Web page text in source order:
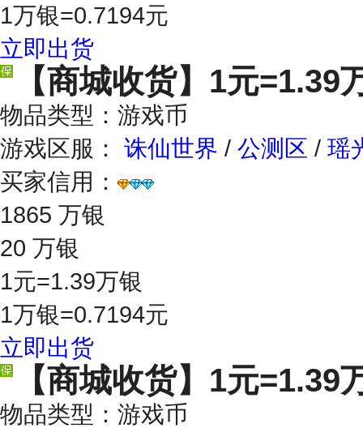
1万银=0.7194元
立即出货
【商城收货】 1元=1.39
物品类型：游戏币
游戏区服： 诛仙世界 / 公测区 / 瑶
买家信用：
1865 万银
20 万银
1元=1.39万银
1万银=0.7194元
立即出货
【商城收货】 1元=1.39
物品类型：游戏币